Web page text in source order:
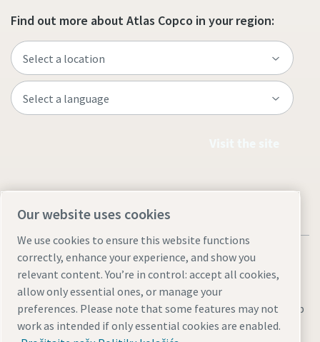
Find out more about Atlas Copco in your region:
Legal & Privacy NoticesManage cookiesAccessibilitySitemap
© 2026 Atlas Copco AB
Our website uses cookies
We use cookies to ensure this website functions
correctly, enhance your experience, and show you
relevant content. You’re in control: accept all cookies,
allow only essential ones, or manage your
preferences. Please note that some features may not
work as intended if only essential cookies are enabled.